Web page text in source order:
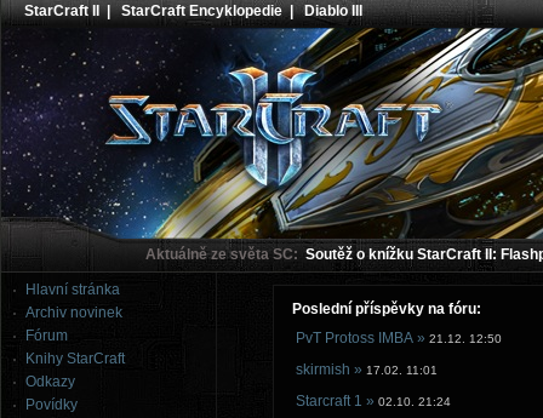
StarCraft II |StarCraft Encyklopedie|Diablo III
Aktuálně ze světa SC: Soutěž o knížku StarCraft II:
Hlavní stránka
Archiv novinek
Fórum
Knihy StarCraft
Odkazy
Povídky
Poslední příspěvky na fóru:
PvT Protoss IMBA » 21.12. 12:50
skirmish » 17.02. 11:01
Starcraft 1 » 02.10. 21:24